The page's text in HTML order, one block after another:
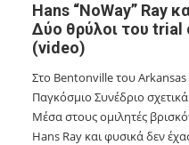
Hans “NoWay” Ray
Δύο θρύλοι του trial
(video)
Στο Bentonville του
Παγκόσμιο Συνέδριο
Μέσα στους ομιλητές
Hans Ray και φυσικά δεν